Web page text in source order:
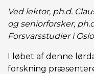
Ved lektor, ph.d.
og seniorforsker,
Forsvarsstudier i Oslo
I løbet af denne
forskning